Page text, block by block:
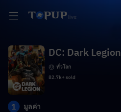
DC: Dark Legion
ทั่วโลก
82.7k+ sold
1 มูลค่า